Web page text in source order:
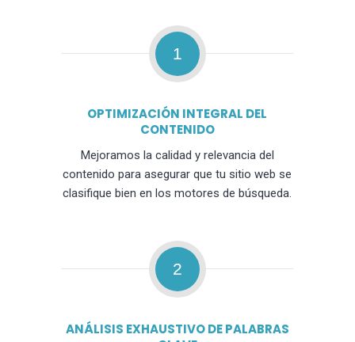
1
OPTIMIZACIÓN INTEGRAL DEL
CONTENIDO
Mejoramos la calidad y relevancia del
contenido para asegurar que tu sitio web se
clasifique bien en los motores de búsqueda.
2
ANÁLISIS EXHAUSTIVO DE PALABRAS